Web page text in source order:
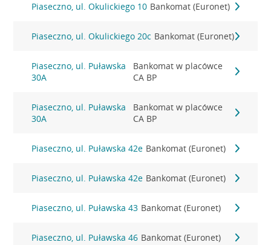
Piaseczno, ul. Okulickiego 10 Bankomat (Euronet)
Piaseczno, ul. Okulickiego 20c Bankomat (Euronet)
Piaseczno, ul. Puławska
30A
Bankomat w placówce
CA BP
Piaseczno, ul. Puławska
30A
Bankomat w placówce
CA BP
Piaseczno, ul. Puławska 42e Bankomat (Euronet)
Piaseczno, ul. Puławska 42e Bankomat (Euronet)
Piaseczno, ul. Puławska 43 Bankomat (Euronet)
Piaseczno, ul. Puławska 46 Bankomat (Euronet)